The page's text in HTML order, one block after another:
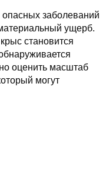
заболеваний
ущерб.
становится
оценить масштаб
могут